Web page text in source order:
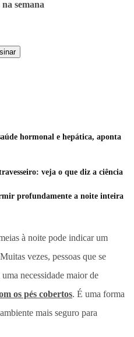
na semana
hormonal e hepática, aponta
veja o que diz a ciência
profundamente a noite inteira
à noite pode indicar um
vezes, pessoas que se
necessidade maior de
os pés cobertos. É uma forma
mais seguro para